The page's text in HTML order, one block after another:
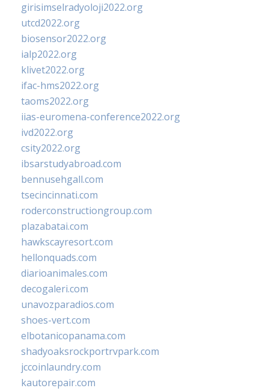
girisimselradyoloji2022.org
utcd2022.org
biosensor2022.org
ialp2022.org
klivet2022.org
ifac-hms2022.org
taoms2022.org
iias-euromena-conference2022.org
ivd2022.org
csity2022.org
ibsarstudyabroad.com
bennusehgall.com
tsecincinnati.com
roderconstructiongroup.com
plazabatai.com
hawkscayresort.com
hellonquads.com
diarioanimales.com
decogaleri.com
unavozparadios.com
shoes-vert.com
elbotanicopanama.com
shadyoaksrockportrvpark.com
jccoinlaundry.com
kautorepair.com